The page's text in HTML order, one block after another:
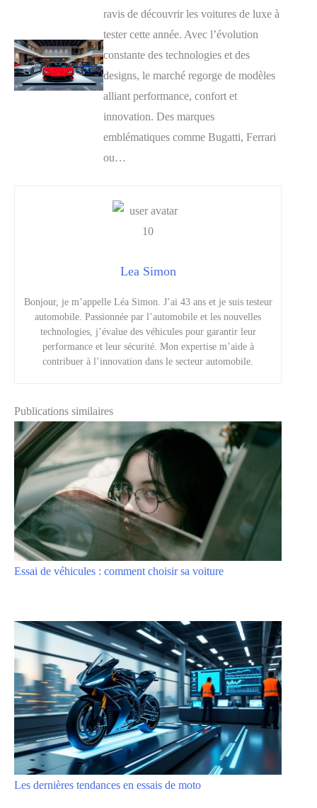
ravis de découvrir les voitures de luxe à
tester cette année. Avec l’évolution
constante des technologies et des
designs, le marché regorge de modèles
alliant performance, confort et
innovation. Des marques
emblématiques comme Bugatti, Ferrari
ou…
Lea Simon
Bonjour, je m’appelle Léa Simon. J’ai 43 ans et je suis testeur
automobile. Passionnée par l’automobile et les nouvelles
technologies, j’évalue des véhicules pour garantir leur
performance et leur sécurité. Mon expertise m’aide à
contribuer à l’innovation dans le secteur automobile.
Publications similaires
Essai de véhicules : comment choisir sa voiture
Les dernières tendances en essais de moto